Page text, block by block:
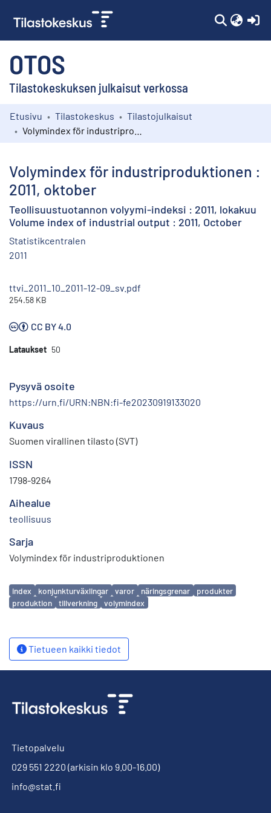
OTOS
Tilastokeskuksen julkaisut verkossa
Kokoelmat
Etusivu Tilastokeskus
Tilastojulkaisut
Volymindex för industriproduktionen :
2011, oktober
Teollisuustuotannon volyymi-indeksi : 2011, lokakuu
Volume index of industrial output : 2011, October
Statistikcentralen
2011
ttvi_2011_10_2011-12-09_sv.pdf
254.58 KB
CC BY 4.0
Lataukset 50
Pysyvä osoite
https://urn.fi/URN:NBN:fi-fe20230919133020
Kuvaus
Suomen virallinen tilasto (SVT)
ISSN
1798-9264
Aihealue
teollisuus
Sarja
Volymindex för industriproduktionen
Avainsanat
index konjunkturväxlingar varor näringsgrenar
produkter
produktion
tillverkning volymindex
Tietueen kaikki tiedot
Tietopalvelu
029 551 2220 (arkisin klo 9.00-16.00)
info@stat.fi